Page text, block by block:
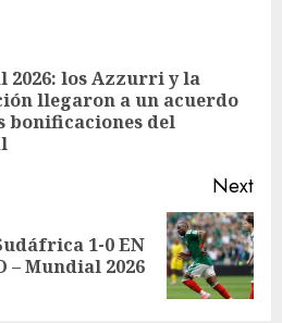
2026: los Azzurri y la
llegaron a un acuerdo
bonificaciones del
Next
1-0 EN
– Mundial 2026